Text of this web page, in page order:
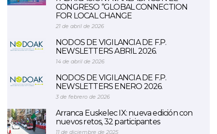
CONGRESO “GLOBAL CONNECTION
FOR LOCAL CHANGE
21 de abril de 2026
NODOS DE VIGILANCIA DE F.P.
NEWSLETTERS ABRIL 2026.
14 de abril de 2026
NODOS DE VIGILANCIA DE F.P.
NEWSLETTERS ENERO 2026.
3 de febrero de 2026
Arranca Euskelec IX: nueva edición con
nuevos retos, 32 participantes
11 de diciembre de 2025